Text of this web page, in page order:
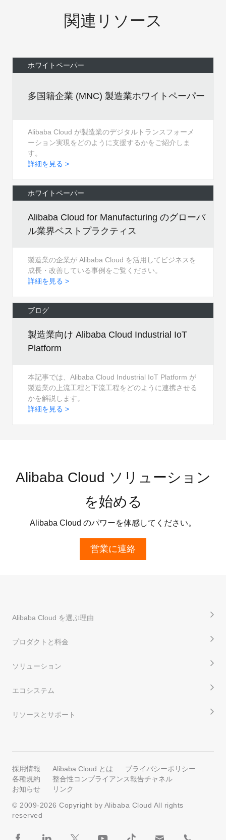
関連リソース
ホワイトペーパー
多国籍企業 (MNC) 製造業ホワイトペーパー
Alibaba Cloud が製造業のデジタルトランスフォーメ
ーション実現をどのように支援するかをご紹介しま
す。
詳細を見る >
ホワイトペーパー
Alibaba Cloud for Manufacturing のグローバ
ル業界ベストプラクティス
製造業の企業が Alibaba Cloud を活用してビジネスを
成長・改善している事例をご覧ください。
詳細を見る >
ブログ
製造業向け Alibaba Cloud Industrial IoT
Platform
本記事では、Alibaba Cloud Industrial IoT Platform が
製造業の上流工程と下流工程をどのように連携させる
かを解説します。
詳細を見る >
Alibaba Cloud ソリューション
を始める
Alibaba Cloud のパワーを体感してください。
営業に連絡
Alibaba Cloud を選ぶ理由
プロダクトと料金
ソリューション
エコシステム
リソースとサポート
採用情報 Alibaba Cloud とは
プライバシーポリシー
各種規約
整合性コンプライアンス報告チャネル
お知らせ
リンク
© 2009-2026 Copyright by Alibaba Cloud All rights
reserved